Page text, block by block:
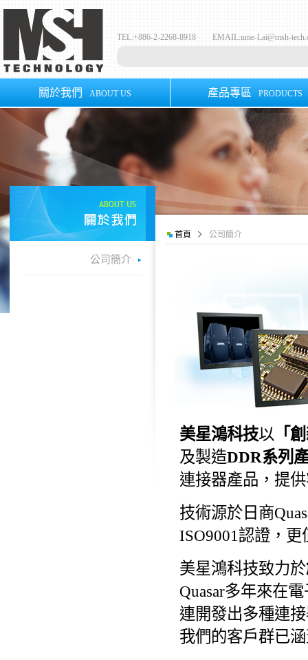
TEL:+886-2-2268-8918 EMAIL:ume-Lai@msh-
關於我們 ABOUT US 產品專區 PRODUCTS
首頁 公司簡介
美星鴻科技以 「
及製造DDR系列
連接器產品，提
技術源於日商
ISO9001認證，
美星鴻科技致力於
Quasar多年來在
連開發出多種連
我們的客戶群已
公司簡介